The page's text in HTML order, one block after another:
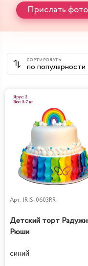
Прислать
Арт. IRIS-0603RR
Детский торт
Рюши
синий